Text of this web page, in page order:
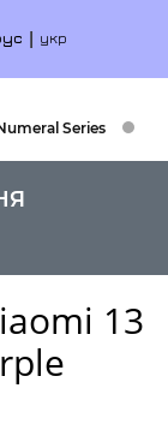
укр
Series
13